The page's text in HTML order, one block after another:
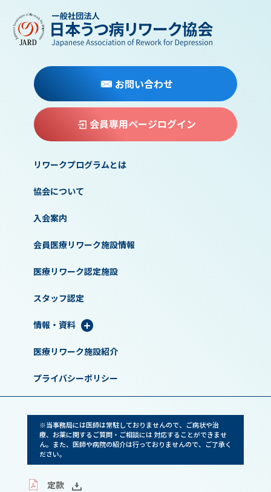
お問い合わせ
会員専用ページログイン
リワークプログラムとは
協会について
入会案内
会員医療リワーク施設情報
医療リワーク認定施設
スタッフ認定
情報・資料
医療リワーク施設紹介
プライバシーポリシー
※当事務局には医師は常駐しておりませんので、ご病状や治
療、お薬に関するご質問・ご相談には 対応することができませ
ん。また、医師や病院の紹介は行っておりませんので、ご了承く
ださい。
定款